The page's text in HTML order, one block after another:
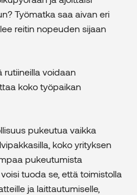
Työmatka saa aivan eri
reitin nopeuden sijaan
rutiineilla voidaan
koko työpaikan
pukeutua vaikka
koko yrityksen
pukeutumista
tuoda se, että toimistolla
ja laittautumiselle,